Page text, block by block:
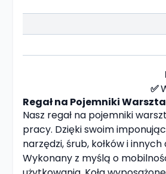
✅
Regał na Pojemniki
Nasz regał na pojemniki
pracy. Dzięki swoim
narzędzi, śrub, kołków i
Wykonany z myślą o